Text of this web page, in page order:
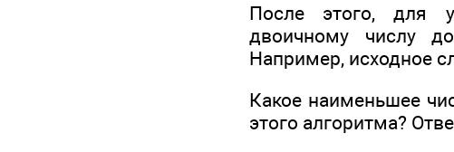
После этого, для
двоичному числу
Например, исходное
Какое наименьшее
этого алгоритма?